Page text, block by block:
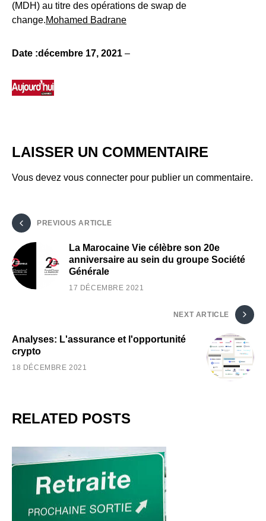
(MDH) au titre des opérations de swap de
change.Mohamed Badrane
Date :décembre 17, 2021 –
LAISSER UN COMMENTAIRE
Vous devez vous connecter pour publier un commentaire.
PREVIOUS ARTICLE
La Marocaine Vie célèbre son 20e
anniversaire au sein du groupe Société
Générale
17 DÉCEMBRE 2021
NEXT ARTICLE
Analyses: L'assurance et l'opportunité
crypto
18 DÉCEMBRE 2021
RELATED POSTS